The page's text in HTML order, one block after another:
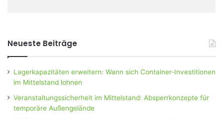
Neueste Beiträge
Lagerkapazitäten erweitern: Wann sich Container-Investitionen
im Mittelstand lohnen
Veranstaltungssicherheit im Mittelstand: Absperrkonzepte für
temporäre Außengelände